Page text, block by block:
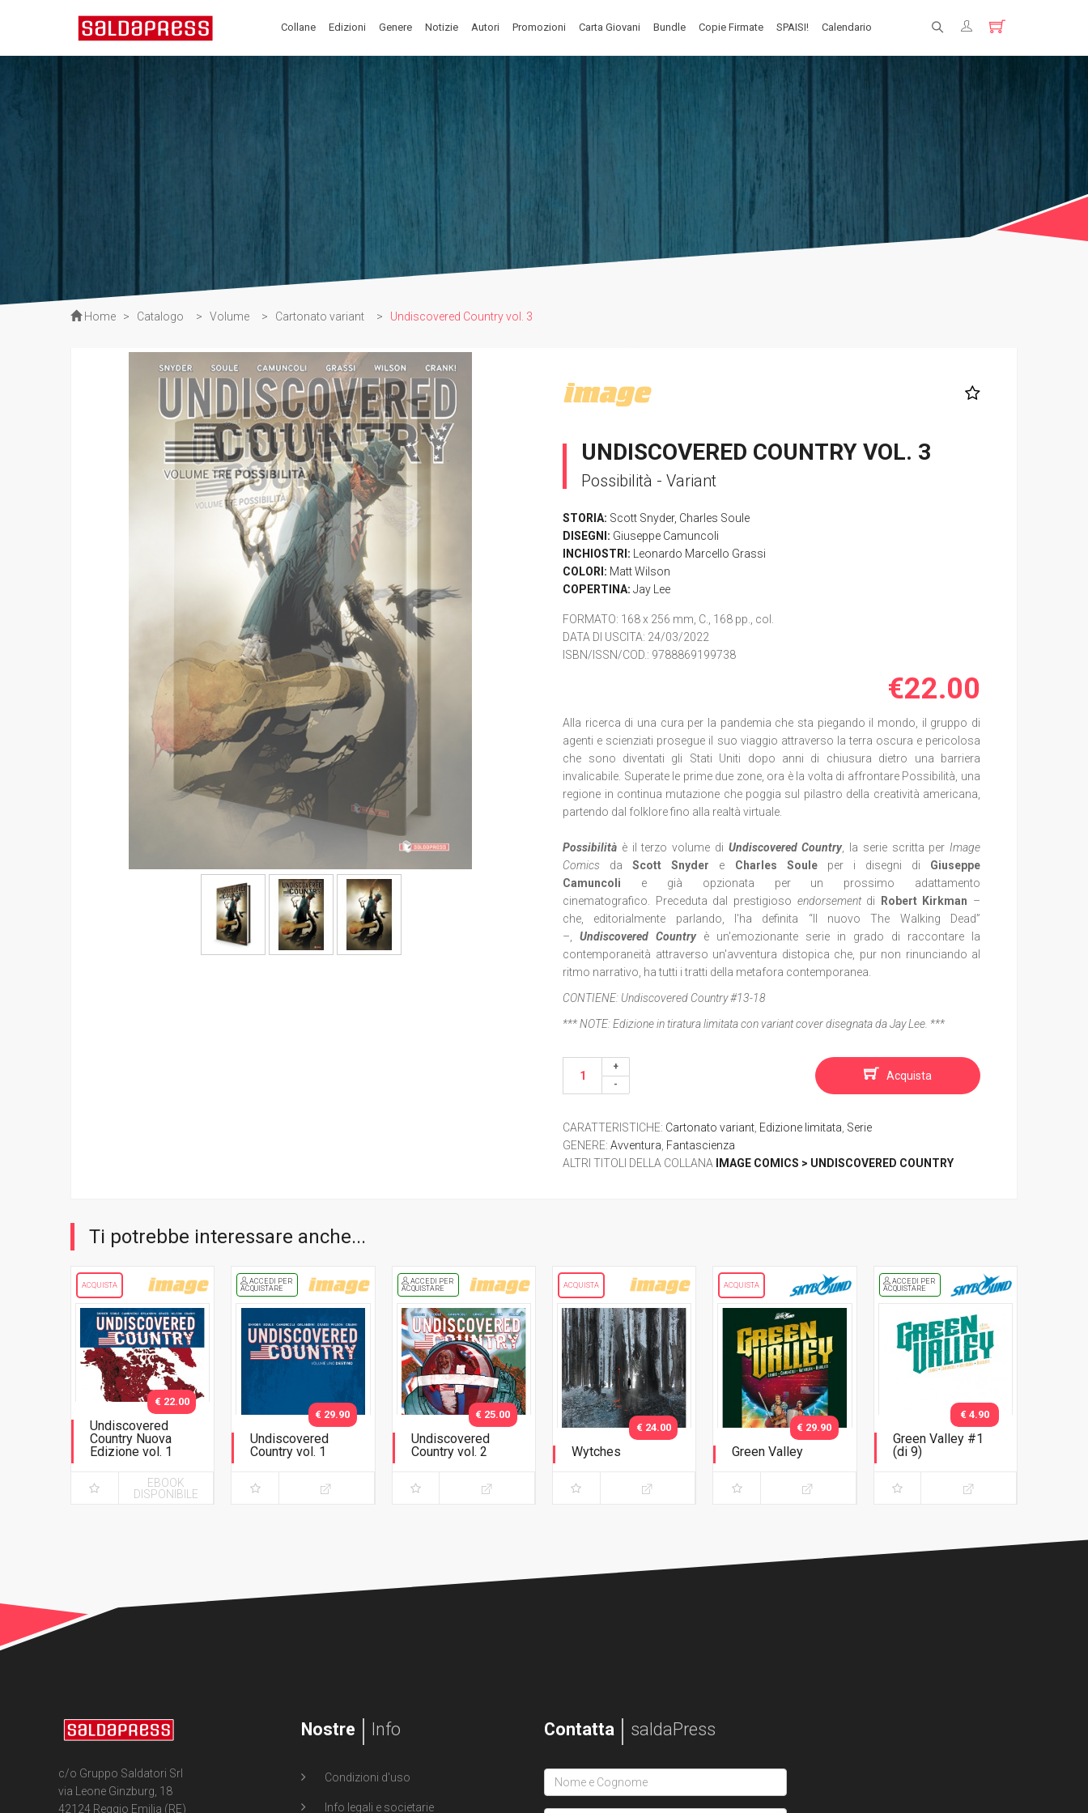
Collane Edizioni Genere Notizie Autori Promozioni Carta Giovani Bundle Copie Firmate SPAISI! Calendario
Home > Catalogo > Volume > Cartonato variant > Undiscovered Country vol. 3
UNDISCOVERED COUNTRY VOL. 3
Possibilità - Variant
STORIA: Scott Snyder, Charles Soule
DISEGNI: Giuseppe Camuncoli
INCHIOSTRI:
Leonardo Marcello Grassi
COLORI: Matt Wilson
COPERTINA: Jay Lee
FORMATO: 168 x 256 mm, C., 168 pp., col.
DATA DI USCITA: 24/03/2022
ISBN/ISSN/COD.: 9788869199738
€22.00
Alla ricerca di una cura per la pandemia che sta piegando il mondo, il gruppo di
agenti e scienziati prosegue il suo viaggio attraverso la terra oscura e pericolosa
che sono diventati gli Stati Uniti dopo anni di chiusura dietro una barriera
invalicabile. Superate le prime due zone, ora è la volta di affrontare Possibilità, una
regione in continua mutazione che poggia sul pilastro della creatività americana,
partendo dal folklore fino alla realtà virtuale.
Possibilità è il terzo volume di Undiscovered Country, la serie scritta per Image
Comics da Scott Snyder e Charles Souleper i disegni di Giuseppe
Camuncoli e già opzionata per un prossimo adattamento
cinematografico.
Preceduta dal prestigioso endorsementdi Robert Kirkman –
che, editorialmente parlando, l'ha definita “Il nuovo The Walking Dead”
–,Undiscovered Countryè un'emozionante serie in grado di raccontare la
contemporaneità attraverso un'avventura distopica che, pur non rinunciando al
ritmo narrativo, ha tutti i tratti della metafora contemporanea.
CONTIENE: Undiscovered Country #13-18
*** NOTE:Edizione in tiratura limitata con variant cover disegnata da Jay Lee. ***
Acquista
CARATTERISTICHE: Cartonato variant Edizione limitata Serie
GENERE:Avventura Fantascienza
ALTRI TITOLI DELLA COLLANA
IMAGE COMICS > UNDISCOVERED COUNTRY
Ti potrebbe interessare anche...
ACQUISTA
Undiscovered
Country Nuova
Edizione vol. 1
€ 22.00
EBOOK
DISPONIBILE
ACCEDI PER
ACQUISTARE
Undiscovered
Country vol. 1
Exclusive con
cofanetto
€ 29.90
ACCEDI PER
ACQUISTARE
Undiscovered
Country vol. 2
Exclusive
€ 25.00
ACQUISTA
Wytches
streghe
€ 24.00
ACQUISTA
Green Valley
€ 29.90
ACCEDI PER
ACQUISTARE
Green Valley #1
(di 9)
€ 4.90
c/o Gruppo Saldatori Srl
via Leone Ginzburg, 18
42124 Reggio Emilia (RE)
Nostre Info
Condizioni d'uso
Info legali e societarie
Contatta saldaPress